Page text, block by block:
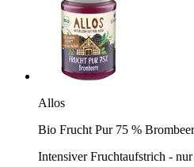
Allos
Bio Frucht Pur 75 %
Intensiver Fruchtaufstrich -